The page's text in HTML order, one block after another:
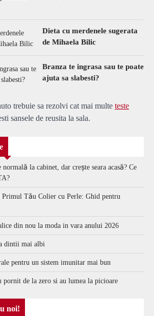
Dieta cu merdenele sugerata
de Mihaela Bilic
Branza te ingrasa sau te poate
ajuta sa slabesti?
trebuie sa rezolvi cat mai multe teste
sansele de reusita la sala.
normală la cabinet, dar crește seara acasă? Ce
Primul Tău Colier cu Perle: Ghid pentru
din nou la moda in vara anului 2026
dintii mai albi
pentru un sistem imunitar mai bun
pornit de la zero si au lumea la picioare
noi!